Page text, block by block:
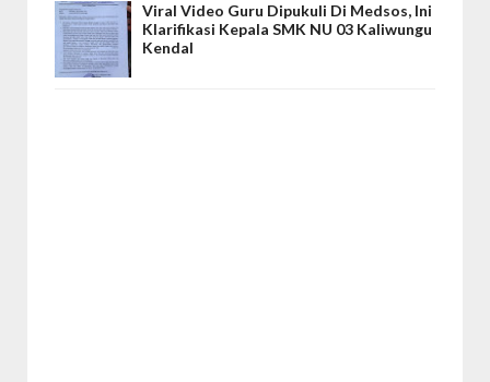
Viral Video Guru Dipukuli Di Medsos, Ini
Klarifikasi Kepala SMK NU 03 Kaliwungu
Kendal